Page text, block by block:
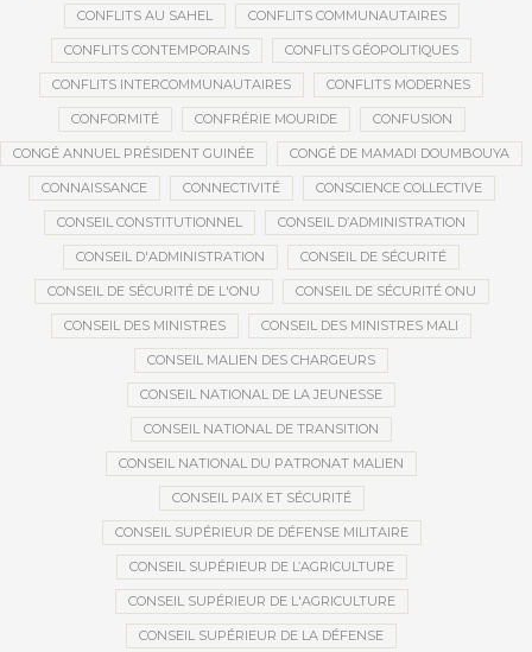
CONFLITS AU SAHEL CONFLITS COMMUNAUTAIRES
CONFLITS CONTEMPORAINS CONFLITS GÉOPOLITIQUES
CONFLITS INTERCOMMUNAUTAIRES CONFLITS MODERNES
CONFORMITÉ CONFRÉRIE MOURIDE CONFUSION
CONGÉ ANNUEL PRÉSIDENT GUINÉE CONGÉ DE MAMADI DOUMBOUYA
CONNAISSANCE CONNECTIVITÉ CONSCIENCE COLLECTIVE
CONSEIL CONSTITUTIONNEL CONSEIL D’ADMINISTRATION
CONSEIL D'ADMINISTRATION CONSEIL DE SÉCURITÉ
CONSEIL DE SÉCURITÉ DE L'ONU CONSEIL DE SÉCURITÉ ONU
CONSEIL DES MINISTRES CONSEIL DES MINISTRES MALI
CONSEIL MALIEN DES CHARGEURS
CONSEIL NATIONAL DE LA JEUNESSE
CONSEIL NATIONAL DE TRANSITION
CONSEIL NATIONAL DU PATRONAT MALIEN
CONSEIL PAIX ET SÉCURITÉ
CONSEIL SUPÉRIEUR DE DÉFENSE MILITAIRE
CONSEIL SUPÉRIEUR DE L’AGRICULTURE
CONSEIL SUPÉRIEUR DE L'AGRICULTURE
CONSEIL SUPÉRIEUR DE LA DÉFENSE